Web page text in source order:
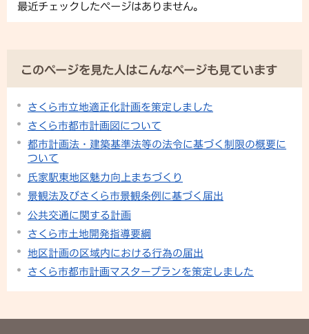
最近チェックしたページはありません。
このページを見た人はこんなページも見ています
さくら市立地適正化計画を策定しました
さくら市都市計画図について
都市計画法・建築基準法等の法令に基づく制限の概要に
ついて
氏家駅東地区魅力向上まちづくり
景観法及びさくら市景観条例に基づく届出
公共交通に関する計画
さくら市土地開発指導要綱
地区計画の区域内における行為の届出
さくら市都市計画マスタープランを策定しました